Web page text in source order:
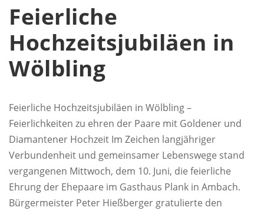
Feierliche
Hochzeitsjubiläen in
Wölbling
Feierliche Hochzeitsjubiläen in Wölbling –
Feierlichkeiten zu ehren der Paare mit Goldener und
Diamantener Hochzeit Im Zeichen langjähriger
Verbundenheit und gemeinsamer Lebenswege stand
vergangenen Mittwoch, dem 10. Juni, die feierliche
Ehrung der Ehepaare im Gasthaus Plank in Ambach.
Bürgermeister Peter Hießberger gratulierte den